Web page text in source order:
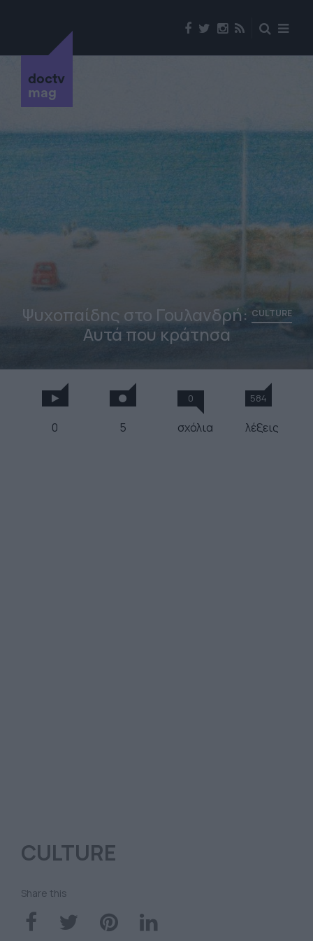
doctv
mag
Ψυχοπαίδης στο Γουλανδρή: CULTURE
Αυτά που κράτησα
0 5
0
σχόλια
584
λέξεις
CULTURE
Share this